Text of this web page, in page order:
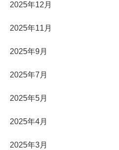
2025年12月
2025年11月
2025年9月
2025年7月
2025年5月
2025年4月
2025年3月